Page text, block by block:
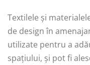
Textilele și
de design în
utilizate pentru a
spațiului, și pot fi